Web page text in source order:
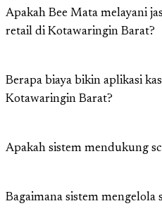
Apakah Bee Mata melayani
retail di Kotawaringin Barat?
Berapa biaya bikin aplikasi
Kotawaringin Barat?
Apakah sistem mendukung
Bagaimana sistem mengelola